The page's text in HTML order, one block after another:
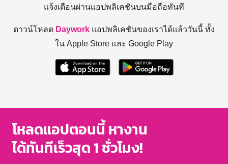
แจ้งเตือนผ่านแอปพลิเคชันบนมือถือทันที
ดาวน์โหลด Daywork แอปพลิเคชันของเราได้แล้ววันนี้ ทั้ง
ใน Apple Store และ Google Play
โหลดแอปตอนนี้ หางาน
ได้ทันทีเร็วสุด 1 ชั่วโมง!